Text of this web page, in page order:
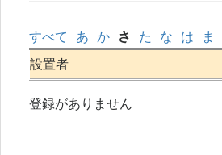
すべて あ か さ た な は ま
設置者
登録がありません